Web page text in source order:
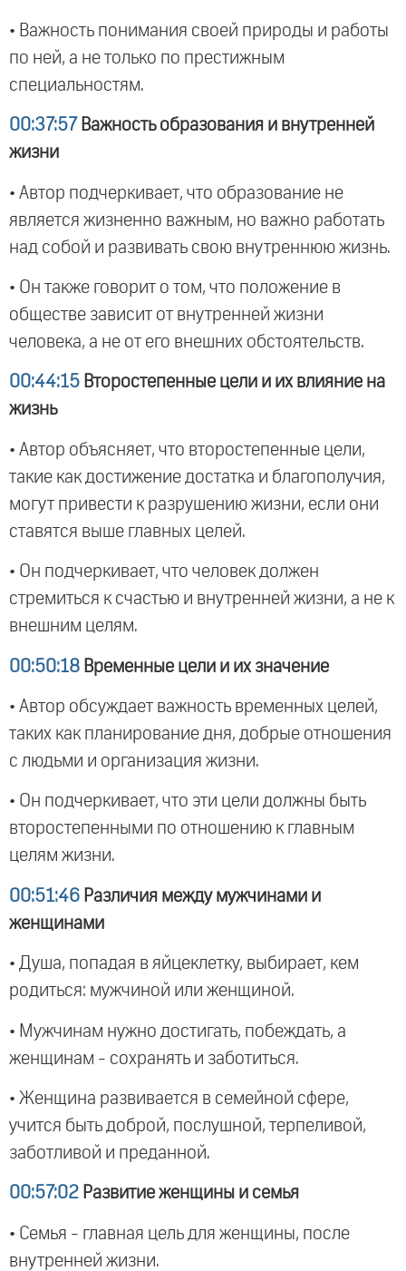
• Важность понимания своей природы и работы
по ней, а не только по престижным
специальностям.
00:37:57 Важность образования и внутренней
жизни
• Автор подчеркивает, что образование не
является жизненно важным, но важно работать
над собой и развивать свою внутреннюю жизнь.
• Он также говорит о том, что положение в
обществе зависит от внутренней жизни
человека, а не от его внешних обстоятельств.
00:44:15 Второстепенные цели и их влияние на
жизнь
• Автор объясняет, что второстепенные цели,
такие как достижение достатка и благополучия,
могут привести к разрушению жизни, если они
ставятся выше главных целей.
• Он подчеркивает, что человек должен
стремиться к счастью и внутренней жизни, а не к
внешним целям.
00:50:18 Временные цели и их значение
• Автор обсуждает важность временных целей,
таких как планирование дня, добрые отношения
с людьми и организация жизни.
• Он подчеркивает, что эти цели должны быть
второстепенными по отношению к главным
целям жизни.
00:51:46 Различия между мужчинами и
женщинами
• Душа, попадая в яйцеклетку, выбирает, кем
родиться: мужчиной или женщиной.
• Мужчинам нужно достигать, побеждать, а
женщинам - сохранять и заботиться.
• Женщина развивается в семейной сфере,
учится быть доброй, послушной, терпеливой,
заботливой и преданной.
00:57:02 Развитие женщины и семья
• Семья - главная цель для женщины, после
внутренней жизни.